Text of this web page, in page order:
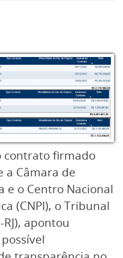
contrato firmado
a Câmara de
e o Centro Nacional
(CNPI), o Tribunal
apontou